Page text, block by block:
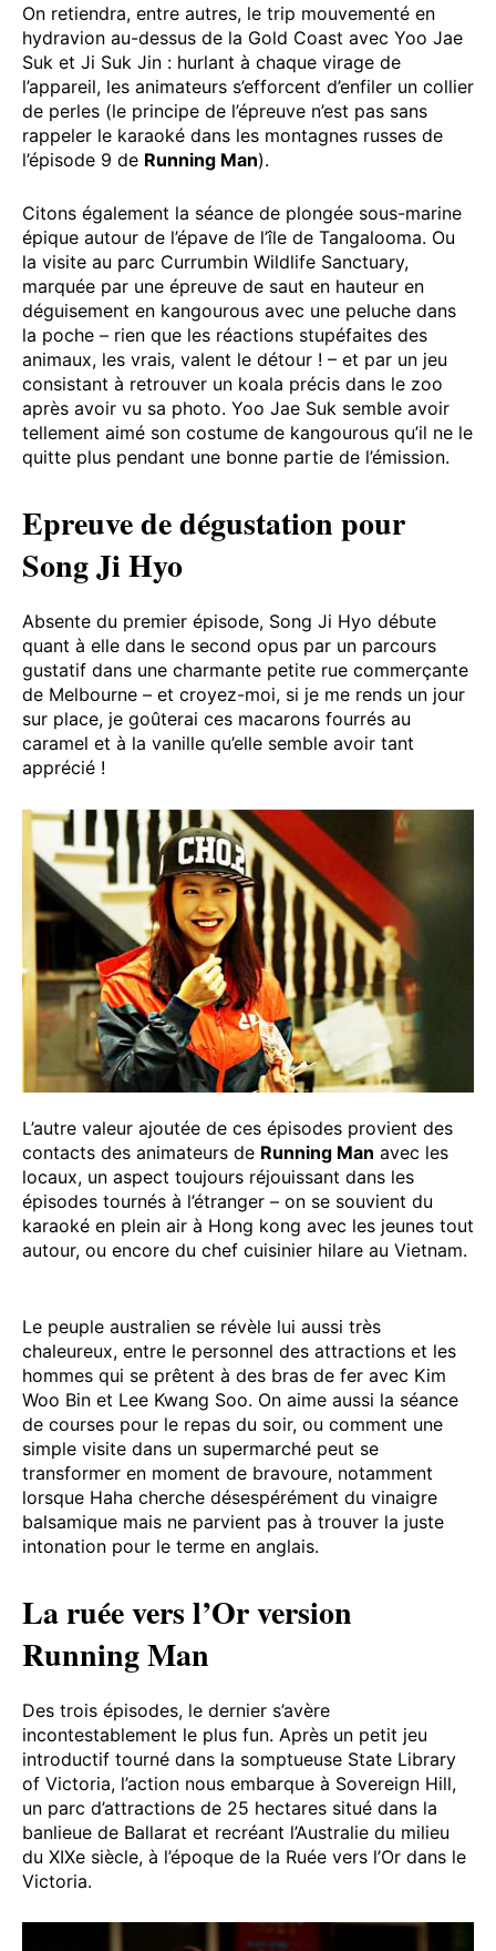
On retiendra, entre autres, le trip mouvementé en
hydravion au-dessus de la Gold Coast avec Yoo Jae
Suk et Ji Suk Jin : hurlant à chaque virage de
l’appareil, les animateurs s’efforcent d’enfiler un collier
de perles (le principe de l’épreuve n’est pas sans
rappeler le karaoké dans les montagnes russes de
l’épisode 9 de Running Man).
Citons également la séance de plongée sous-marine
épique autour de l’épave de l’île de Tangalooma. Ou
la visite au parc Currumbin Wildlife Sanctuary,
marquée par une épreuve de saut en hauteur en
déguisement en kangourous avec une peluche dans
la poche – rien que les réactions stupéfaites des
animaux, les vrais, valent le détour ! – et par un jeu
consistant à retrouver un koala précis dans le zoo
après avoir vu sa photo. Yoo Jae Suk semble avoir
tellement aimé son costume de kangourous qu’il ne le
quitte plus pendant une bonne partie de l’émission.
Epreuve de dégustation pour
Song Ji Hyo
Absente du premier épisode, Song Ji Hyo débute
quant à elle dans le second opus par un parcours
gustatif dans une charmante petite rue commerçante
de Melbourne – et croyez-moi, si je me rends un jour
sur place, je goûterai ces macarons fourrés au
caramel et à la vanille qu’elle semble avoir tant
apprécié !
L’autre valeur ajoutée de ces épisodes provient des
contacts des animateurs de Running Man avec les
locaux, un aspect toujours réjouissant dans les
épisodes tournés à l’étranger – on se souvient du
karaoké en plein air à Hong kong avec les jeunes tout
autour, ou encore du chef cuisinier hilare au Vietnam.
Le peuple australien se révèle lui aussi très
chaleureux, entre le personnel des attractions et les
hommes qui se prêtent à des bras de fer avec Kim
Woo Bin et Lee Kwang Soo. On aime aussi la séance
de courses pour le repas du soir, ou comment une
simple visite dans un supermarché peut se
transformer en moment de bravoure, notamment
lorsque Haha cherche désespérément du vinaigre
balsamique mais ne parvient pas à trouver la juste
intonation pour le terme en anglais.
La ruée vers l’Or version
Running Man
Des trois épisodes, le dernier s’avère
incontestablement le plus fun. Après un petit jeu
introductif tourné dans la somptueuse State Library
of Victoria, l’action nous embarque à Sovereign Hill,
un parc d’attractions de 25 hectares situé dans la
banlieue de Ballarat et recréant l’Australie du milieu
du XIXe siècle, à l’époque de la Ruée vers l’Or dans le
Victoria.